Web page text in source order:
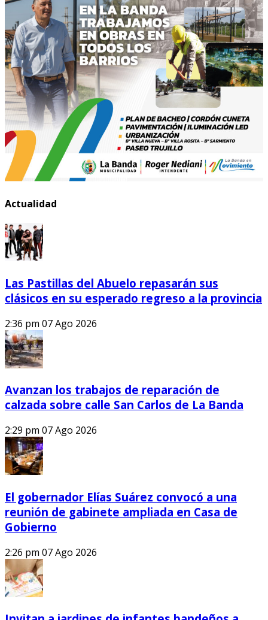
Actualidad
Las Pastillas del Abuelo repasarán sus
clásicos en su esperado regreso a la provincia
2:36 pm 07 Ago 2026
Avanzan los trabajos de reparación de
calzada sobre calle San Carlos de La Banda
2:29 pm 07 Ago 2026
El gobernador Elías Suárez convocó a una
reunión de gabinete ampliada en Casa de
Gobierno
2:26 pm 07 Ago 2026